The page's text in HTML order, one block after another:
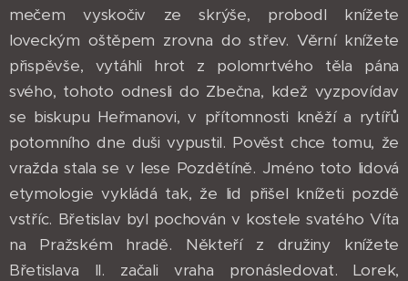
mečem vyskočiv ze skrýše, probodl knížete
loveckým oštěpem zrovna do střev. Věrní knížete
přispěvše, vytáhli hrot z polomrtvého těla pána
svého, tohoto odnesli do Zbečna, kdež vyzpovídav
se biskupu Heřmanovi, v přítomnosti kněží a rytířů
potomního dne duši vypustil. Pověst chce tomu, že
vražda stala se v lese Pozdětíně. Jméno toto lidová
etymologie vykládá tak, že lid přišel knížeti pozdě
vstříc. Břetislav byl pochován v kostele svatého Víta
na Pražském hradě. Někteří z družiny knížete
Břetislava II. začali vraha pronásledovat. Lorek,